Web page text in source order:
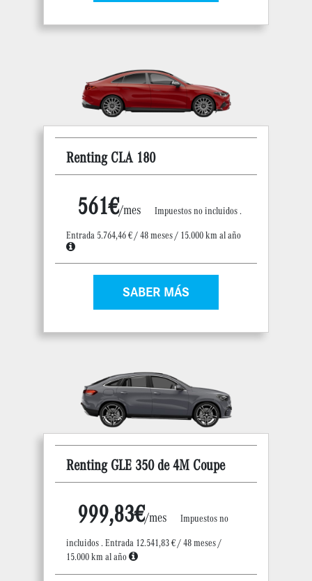
Renting CLA 180
561€/mes
Impuestos no incluidos .
Entrada 5.764,46 € / 48 meses / 15.000 km al año
SABER MÁS
Renting GLE 350 de 4M Coupe
999,83€/mes
Impuestos no
incluidos . Entrada 12.541,83 € / 48 meses /
15.000 km al año